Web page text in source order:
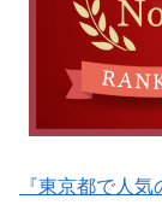
『東京都で人